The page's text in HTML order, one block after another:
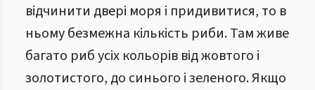
відчинити двері моря і придивитися, то в
ньому безмежна кількість риби. Там живе
багато риб усіх кольорів від жовтого і
золотистого, до синього і зеленого. Якщо